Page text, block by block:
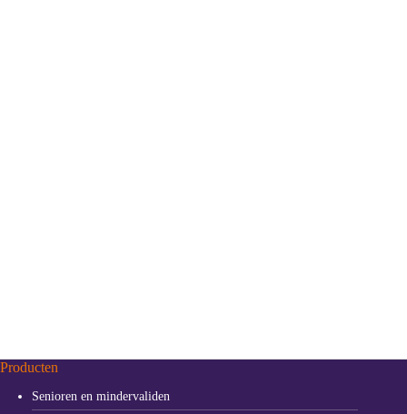
Producten
Senioren en mindervaliden